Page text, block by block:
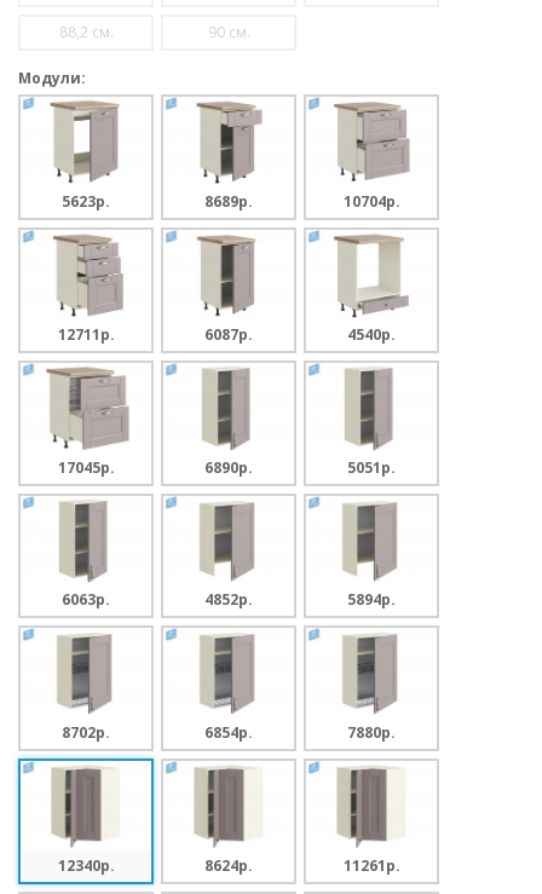
88,2 см. 90 см.
Модули:
5623p. 8689p. 10704p.
12711p. 6087p. 4540p.
17045p. 6890p. 5051p.
6063p. 4852p. 5894p.
8702p. 6854p. 7880p.
12340p. 8624p. 11261p.